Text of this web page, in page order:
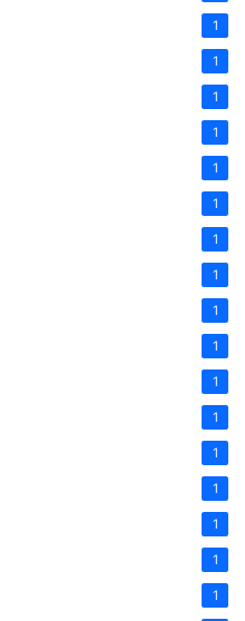
1
1
1
1
1
1
1
1
1
1
1
1
1
1
1
1
1